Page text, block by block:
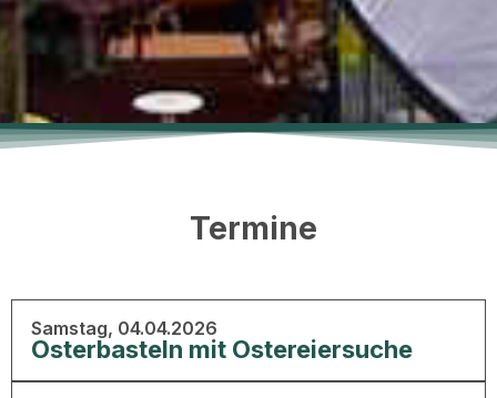
Termine
Samstag, 04.04.2026
Osterbasteln mit Ostereiersuche